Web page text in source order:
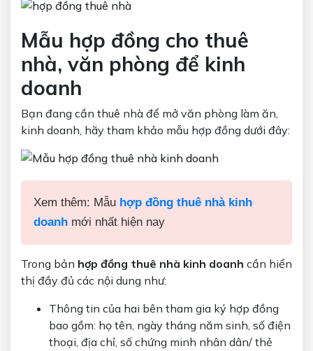
Mẫu hợp đồng cho thuê
nhà, văn phòng để kinh
doanh
Bạn đang cần thuê nhà để mở văn phòng làm ăn,
kinh doanh, hãy tham khảo mẫu hợp đồng dưới đây:
Xem thêm: Mẫu hợp đồng thuê nhà kinh
doanh mới nhất hiện nay
Trong bản hợp đồng thuê nhà kinh doanh cần hiển
thị đầy đủ các nội dung như:
Thông tin của hai bên tham gia ký hợp đồng
bao gồm: họ tên, ngày tháng năm sinh, số điện
thoại, địa chỉ, số chứng minh nhân dân/ thẻ